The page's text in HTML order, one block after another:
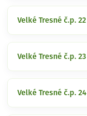
Velké Tresné č.p. 22
Velké Tresné č.p. 23
Velké Tresné č.p. 24